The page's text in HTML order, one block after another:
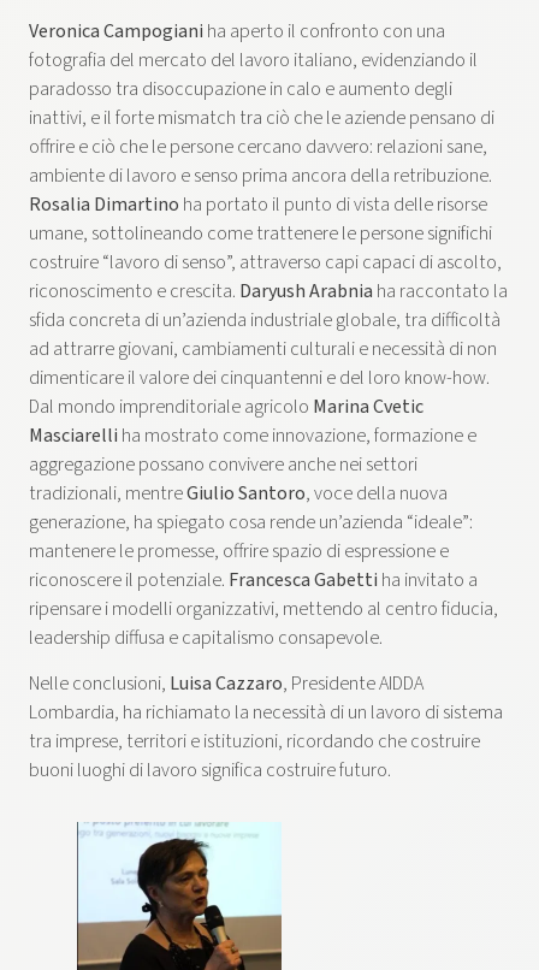
Veronica Campogiani ha aperto il confronto con una
fotografia del mercato del lavoro italiano, evidenziando il
paradosso tra disoccupazione in calo e aumento degli
inattivi, e il forte mismatch tra ciò che le aziende pensano di
offrire e ciò che le persone cercano davvero: relazioni sane,
ambiente di lavoro e senso prima ancora della retribuzione.
Rosalia Dimartino ha portato il punto di vista delle risorse
umane, sottolineando come trattenere le persone significhi
costruire “lavoro di senso”, attraverso capi capaci di ascolto,
riconoscimento e crescita. Daryush Arabnia ha raccontato la
sfida concreta di un’azienda industriale globale, tra difficoltà
ad attrarre giovani, cambiamenti culturali e necessità di non
dimenticare il valore dei cinquantenni e del loro know-how.
Dal mondo imprenditoriale agricolo Marina Cvetic
Masciarelli ha mostrato come innovazione, formazione e
aggregazione possano convivere anche nei settori
tradizionali, mentreGiulio Santoro, voce della nuova
generazione, ha spiegato cosa rende un’azienda “ideale”:
mantenere le promesse, offrire spazio di espressione e
riconoscere il potenziale. Francesca Gabetti ha invitato a
ripensare i modelli organizzativi, mettendo al centro fiducia,
leadership diffusa e capitalismo consapevole.
Nelle conclusioni, Luisa Cazzaro, Presidente AIDDA
Lombardia, ha richiamato la necessità di un lavoro di sistema
tra imprese, territori e istituzioni, ricordando che costruire
buoni luoghi di lavoro significa costruire futuro.